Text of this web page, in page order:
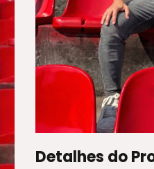
Detalhes do